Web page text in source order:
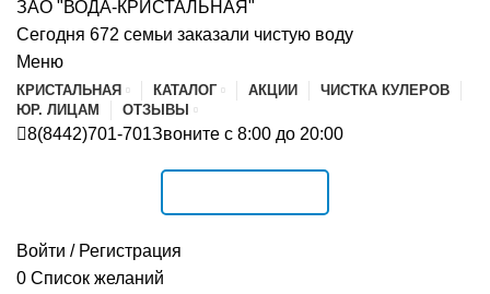
Сегодня 672 семьи заказали чистую воду
Меню
КРИСТАЛЬНАЯ КАТАЛОГ АКЦИИ
ЧИСТКА КУЛЕРОВ
ЮР. ЛИЦАМ
ОТЗЫВЫ
8(8442)701-701Звоните с 8:00 до 20:00
Войти / Регистрация
0 Список желаний